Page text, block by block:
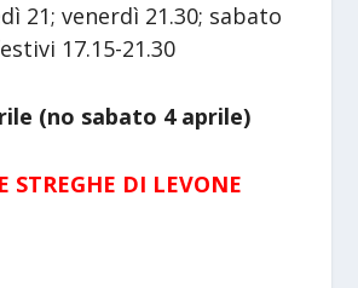
21; venerdì 21.30; sabato
17.15-21.30
(no sabato 4 aprile)
STREGHE DI LEVONE